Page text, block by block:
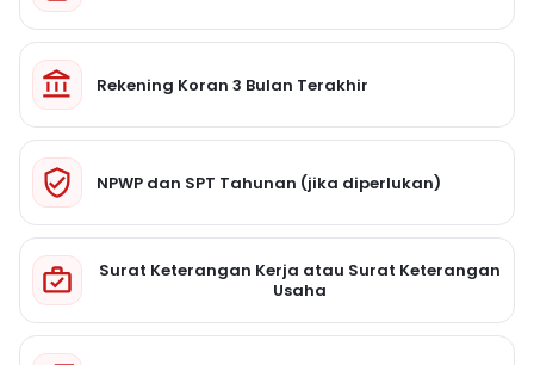
Rekening Koran 3 Bulan Terakhir
NPWP dan SPT Tahunan (jika diperlukan)
Surat Keterangan Kerja atau Surat Keterangan
Usaha